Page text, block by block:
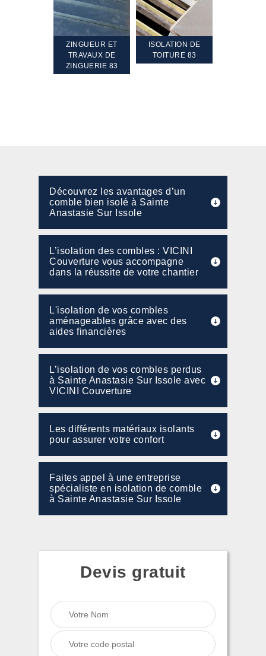
ZINGUEUR ET
TRAVAUX DE
ZINGUERIE 83
ISOLATION DE
TOITURE 83
Découvrez les avantages d’un
comble bien isolé à Sainte
Anastasie Sur Issole
L’isolation des combles : VICINI
Couverture vous accompagne
dans la réussite de votre chantier
L'isolation de vos combles
aménageables grâce avec des
aides financières
L’isolation de vos combles perdus
à Sainte Anastasie Sur Issole avec
VICINI Couverture
Les différents matériaux isolants
pour assurer votre confort
Faites appel à une entreprise
spécialiste en isolation de comble
à Sainte Anastasie Sur Issole
Devis gratuit